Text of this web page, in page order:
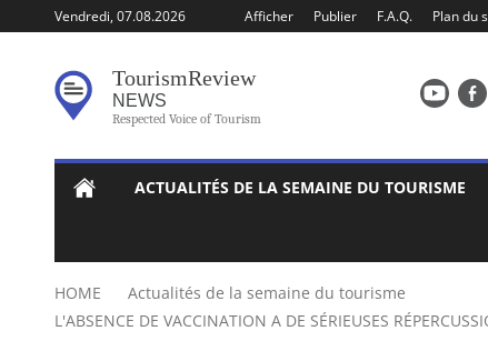
Vendredi, 07.08.2026 Afficher Publier F.A.Q. Plan du
TourismReview
NEWS
Respected Voice of Tourism
ACTUALITÉS DE LA SEMAINE DU TOURISME
HOME
Actualités de la semaine du tourisme
L'ABSENCE DE VACCINATION A DE SÉRIEUSES